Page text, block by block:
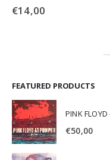
€14,00
FEATURED PRODUCTS
PINK
€50,00